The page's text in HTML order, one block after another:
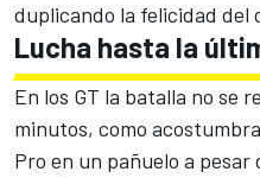
duplicando la felicidad del
Lucha hasta la
En los GT la batalla no se
minutos, como
Pro en un pañuelo a